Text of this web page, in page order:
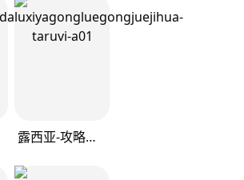
露西亚-攻略公爵计划